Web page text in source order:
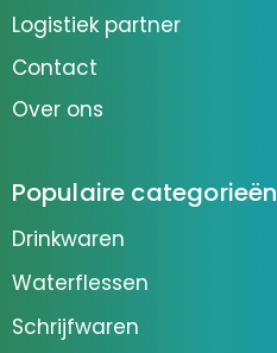
Logistiek partner
Contact
Over ons
Populaire categorieën
Drinkwaren
Waterflessen
Schrijfwaren